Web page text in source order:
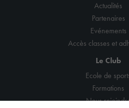
Actualités
Partenaires
Evénements
Accès classes et
Le Club
Ecole de
Formations
Nous